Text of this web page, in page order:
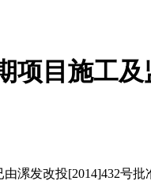
项目施工
发改投[2014]432号